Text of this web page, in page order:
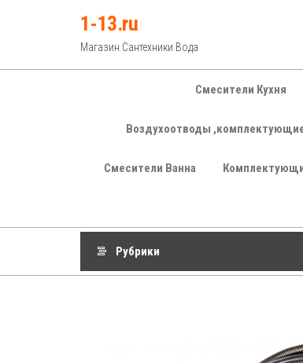
1-13.ru
Магазин Сантехники Вода
Смесители Кухня
Воздухоотводы
Смесители Ванна
Рубрики